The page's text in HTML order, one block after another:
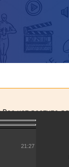
21:27